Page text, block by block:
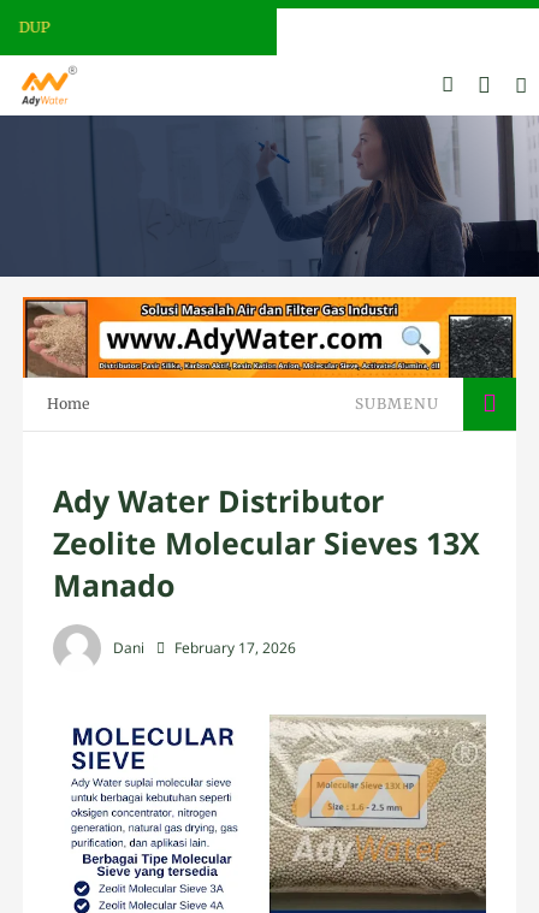
Home SUBMENU
Ady Water Distributor
Zeolite Molecular Sieves 13X
Manado
Dani February 17, 2026